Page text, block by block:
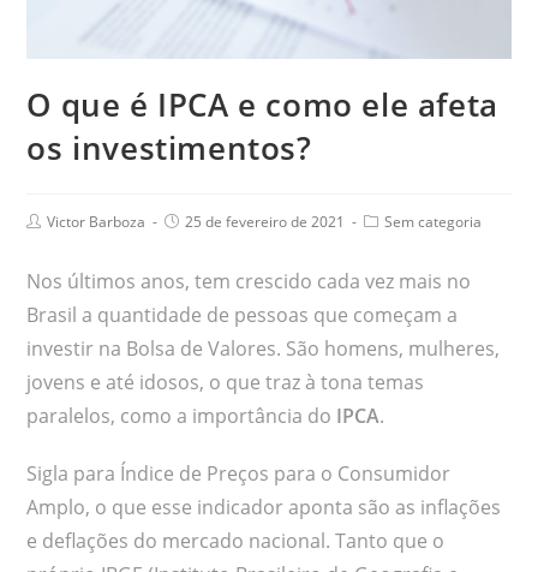
O que é IPCA e como ele afeta
os investimentos?
Victor Barboza 25 de fevereiro de 2021 Sem categoria
Nos últimos anos, tem crescido cada vez mais no
Brasil a quantidade de pessoas que começam a
investir na Bolsa de Valores. São homens, mulheres,
jovens e até idosos, o que traz à tona temas
paralelos, como a importância do IPCA.
Sigla para Índice de Preços para o Consumidor
Amplo, o que esse indicador aponta são as inflações
e deflações do mercado nacional. Tanto que o